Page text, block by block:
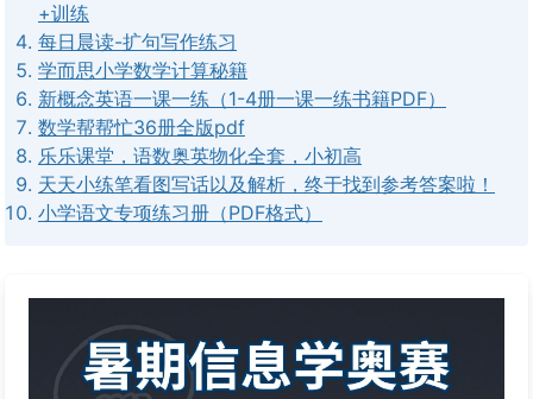
+训练
每日晨读-扩句写作练习
学而思小学数学计算秘籍
新概念英语一课一练（1-4册一课一练书籍PDF）
数学帮帮忙36册全版pdf
乐乐课堂，语数奥英物化全套，小初高
天天小练笔看图写话以及解析，终于找到参考答案啦！
小学语文专项练习册（PDF格式）